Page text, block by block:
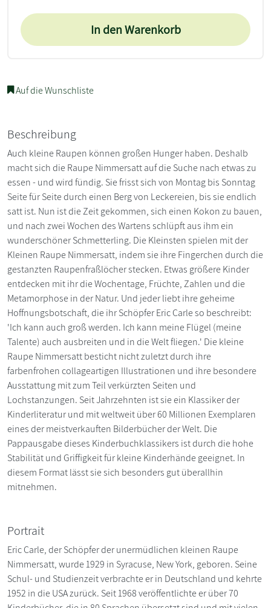
In den Warenkorb
Auf die Wunschliste
Beschreibung
Auch kleine Raupen können großen Hunger haben. Deshalb
macht sich die Raupe Nimmersatt auf die Suche nach etwas zu
essen - und wird fündig. Sie frisst sich von Montag bis Sonntag
Seite für Seite durch einen Berg von Leckereien, bis sie endlich
satt ist. Nun ist die Zeit gekommen, sich einen Kokon zu bauen,
und nach zwei Wochen des Wartens schlüpft aus ihm ein
wunderschöner Schmetterling. Die Kleinsten spielen mit der
Kleinen Raupe Nimmersatt, indem sie ihre Fingerchen durch die
gestanzten Raupenfraßlöcher stecken. Etwas größere Kinder
entdecken mit ihr die Wochentage, Früchte, Zahlen und die
Metamorphose in der Natur. Und jeder liebt ihre geheime
Hoffnungsbotschaft, die ihr Schöpfer Eric Carle so beschreibt:
'Ich kann auch groß werden. Ich kann meine Flügel (meine
Talente) auch ausbreiten und in die Welt fliegen.' Die kleine
Raupe Nimmersatt besticht nicht zuletzt durch ihre
farbenfrohen collageartigen Illustrationen und ihre besondere
Ausstattung mit zum Teil verkürzten Seiten und
Lochstanzungen. Seit Jahrzehnten ist sie ein Klassiker der
Kinderliteratur und mit weltweit über 60 Millionen Exemplaren
eines der meistverkauften Bilderbücher der Welt. Die
Pappausgabe dieses Kinderbuchklassikers ist durch die hohe
Stabilität und Griffigkeit für kleine Kinderhände geeignet. In
diesem Format lässt sie sich besonders gut überallhin
mitnehmen.
Portrait
Eric Carle, der Schöpfer der unermüdlichen kleinen Raupe
Nimmersatt, wurde 1929 in Syracuse, New York, geboren. Seine
Schul- und Studienzeit verbrachte er in Deutschland und kehrte
1952 in die USA zurück. Seit 1968 veröffentlichte er über 70